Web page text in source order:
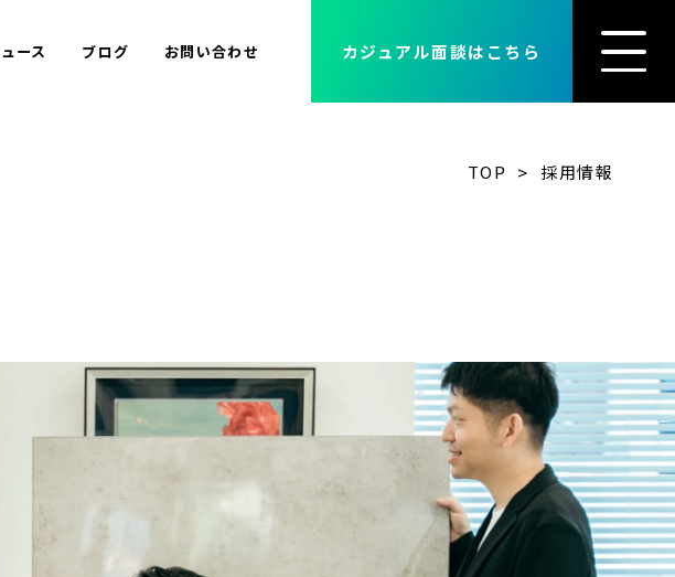
ース ブログ お問い合わせ カジュアル面談はこちら
TOP > 採用情報